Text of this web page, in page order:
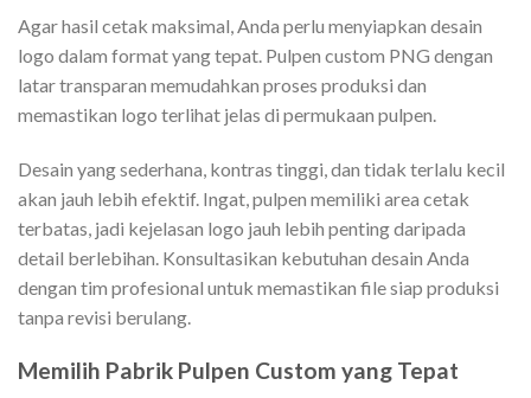
Agar hasil cetak maksimal, Anda perlu menyiapkan desain
logo dalam format yang tepat. Pulpen custom PNG dengan
latar transparan memudahkan proses produksi dan
memastikan logo terlihat jelas di permukaan pulpen.
Desain yang sederhana, kontras tinggi, dan tidak terlalu kecil
akan jauh lebih efektif. Ingat, pulpen memiliki area cetak
terbatas, jadi kejelasan logo jauh lebih penting daripada
detail berlebihan. Konsultasikan kebutuhan desain Anda
dengan tim profesional untuk memastikan file siap produksi
tanpa revisi berulang.
Memilih Pabrik Pulpen Custom yang Tepat